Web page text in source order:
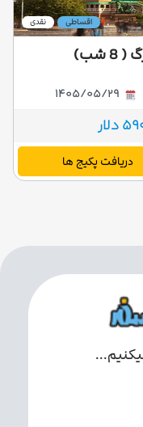
نقدی اقساطی
شب)
دریافت پکیج ها